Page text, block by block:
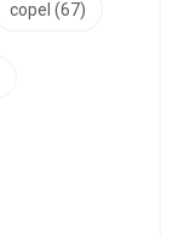
copel (67)